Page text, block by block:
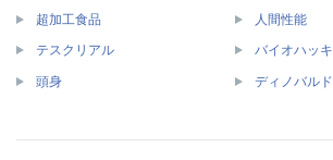
超加工食品 人間性能
テスクリアル バイオハッ
頭身 ディノバル